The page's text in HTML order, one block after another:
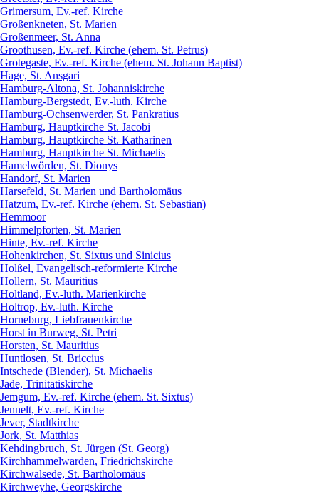
Grimersum, Ev.-ref. Kirche
Großenkneten, St. Marien
Großenmeer, St. Anna
Groothusen, Ev.-ref. Kirche (ehem. St. Petrus)
Grotegaste, Ev.-ref. Kirche (ehem. St. Johann Baptist)
Hage, St. Ansgari
Hamburg-Altona, St. Johanniskirche
Hamburg-Bergstedt, Ev.-luth. Kirche
Hamburg-Ochsenwerder, St. Pankratius
Hamburg, Hauptkirche St. Jacobi
Hamburg, Hauptkirche St. Katharinen
Hamburg, Hauptkirche St. Michaelis
Hamelwörden, St. Dionys
Handorf, St. Marien
Harsefeld, St. Marien und Bartholomäus
Hatzum, Ev.-ref. Kirche (ehem. St. Sebastian)
Hemmoor
Himmelpforten, St. Marien
Hinte, Ev.-ref. Kirche
Hohenkirchen, St. Sixtus und Sinicius
Holßel, Evangelisch-reformierte Kirche
Hollern, St. Mauritius
Holtland, Ev.-luth. Marienkirche
Holtrop, Ev.-luth. Kirche
Horneburg, Liebfrauenkirche
Horst in Burweg, St. Petri
Horsten, St. Mauritius
Huntlosen, St. Briccius
Intschede (Blender), St. Michaelis
Jade, Trinitatiskirche
Jemgum, Ev.-ref. Kirche (ehem. St. Sixtus)
Jennelt, Ev.-ref. Kirche
Jever, Stadtkirche
Jork, St. Matthias
Kehdingbruch, St. Jürgen (St. Georg)
Kirchhammelwarden, Friedrichskirche
Kirchwalsede, St. Bartholomäus
Kirchweyhe, Georgskirche